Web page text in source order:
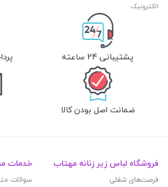
الکترونیک:
پشتیبانی 24 ساعته
ضمانت اصل بودن کالا
فروشگاه لباس زیر زنانه مهتاب
فرصت‌های شغلی
خدمات
سوالات